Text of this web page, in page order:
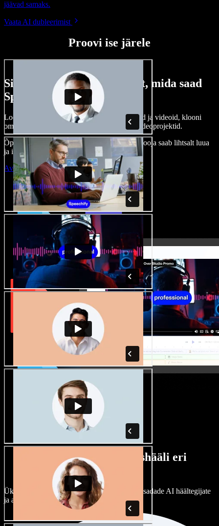
jäävad samaks.
Vaata AI dubleerimist
Proovi ise järele
Siin on vaid väike osa sellest, mida saad
Speechify Studioga teha.
Loo voice-over’eid, kasuta tasuta pilte, helisid ja videoid, klooni
oma häält ja pane kokku terviklikud audio-videoprojektid.
Õppimiskõver puudub, kõik töötab veebis – looja saab lihtsalt luua
ja ideed kiiresti ellu viia.
Ava Studio
Lai valik mees- ja naishääli eri
aktsentidega
Ükski projekt ei pea kõlama ühtemoodi. Vali sadade AI häältegijate
ja aktsentide hulgast ning kohanda neid.